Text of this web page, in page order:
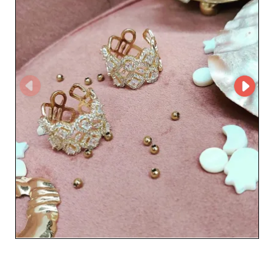
upraszcza proces składania zamówień online, pozwalając
sprzedawcom zaoszczędzić czas i zoptymalizować
zakupy. Dzięki tej technologii masz do dyspozycji
przyjazny interfejs, aby przeglądać kategorie produktów
i składać zamówienia kilkoma kliknięciami. Anabella
wyróżnia się także korzystnymi warunkami dla
profesjonalistów, oferując konkurencyjne ceny i
ekskluzywne oferty, które maksymalizują marżę
sprzedawców. Współpracując z Anabella, masz pewność,
że otrzymasz produkty wysokiej jakości, wspierane przez
profesjonalną obsługę i sprawną logistykę, gwarantującą
szybką dostawę. Podsumowując, Anabella to nie tylko
dostawca, ale partner zaangażowany w sukces Twojej
firmy. Wybierz Anabella i dodaj niezrównaną elegancję
do swojej kolekcji artykułów dla kobiet, niemowląt i
dzieci.